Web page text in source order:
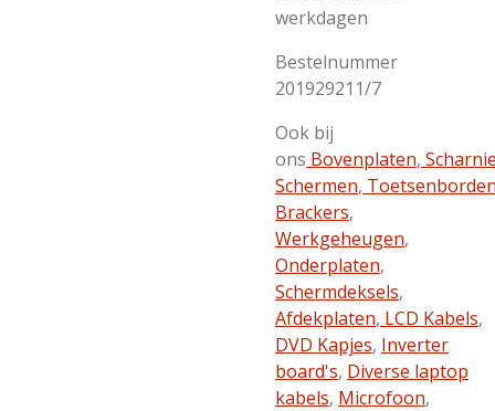
werkdagen
Bestelnummer
201929211/7
Ook bij
ons Bovenplaten,
Schermen,
Brackers,
Werkgeheugen,
Onderplaten,
Schermdeksels,
Afdekplaten, LCD Kabels,
DVD Kapjes, Inverter
board's, Diverse laptop
kabels, Microfoon,